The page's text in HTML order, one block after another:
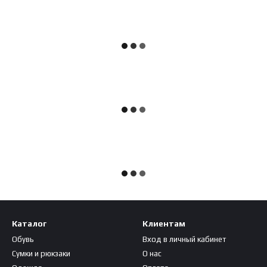
Каталог
Обувь
Сумки и рюкзаки
Клиентам
Вход в личный кабинет
О нас